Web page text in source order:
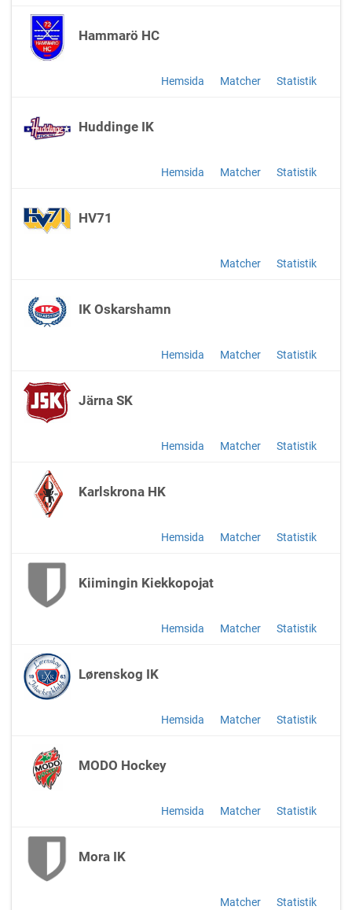
Hammarö HC
Hemsida Matcher Statistik
Huddinge IK
Hemsida Matcher Statistik
HV71
Matcher Statistik
IK Oskarshamn
Hemsida Matcher Statistik
Järna SK
Hemsida Matcher Statistik
Karlskrona HK
Hemsida Matcher Statistik
Kiimingin Kiekkopojat
Hemsida Matcher Statistik
Lørenskog IK
Hemsida Matcher Statistik
MODO Hockey
Hemsida Matcher Statistik
Mora IK
Matcher Statistik